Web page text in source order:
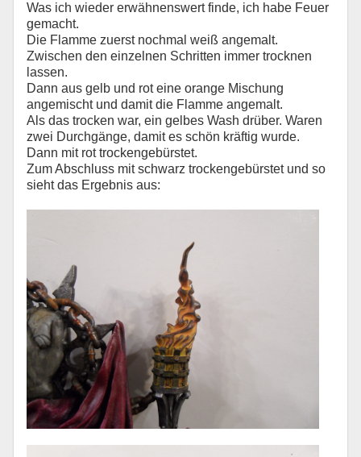
Was ich wieder erwähnenswert finde, ich habe Feuer
gemacht.
Die Flamme zuerst nochmal weiß angemalt.
Zwischen den einzelnen Schritten immer trocknen
lassen.
Dann aus gelb und rot eine orange Mischung
angemischt und damit die Flamme angemalt.
Als das trocken war, ein gelbes Wash drüber. Waren
zwei Durchgänge, damit es schön kräftig wurde.
Dann mit rot trockengebürstet.
Zum Abschluss mit schwarz trockengebürstet und so
sieht das Ergebnis aus: